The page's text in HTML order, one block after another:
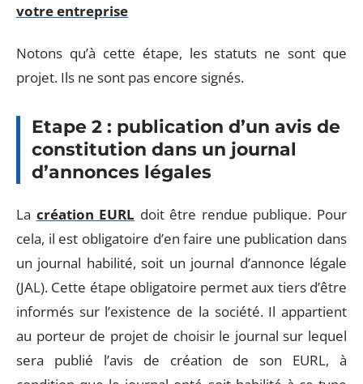
votre entreprise
Notons qu’à cette étape, les statuts ne sont que
projet. Ils ne sont pas encore signés.
Etape 2 : publication d’un avis de
constitution dans un journal
d’annonces légales
La création EURL doit être rendue publique. Pour
cela, il est obligatoire d’en faire une publication dans
un journal habilité, soit un journal d’annonce légale
(JAL). Cette étape obligatoire permet aux tiers d’être
informés sur l’existence de la société. Il appartient
au porteur de projet de choisir le journal sur lequel
sera publié l’avis de création de son EURL, à